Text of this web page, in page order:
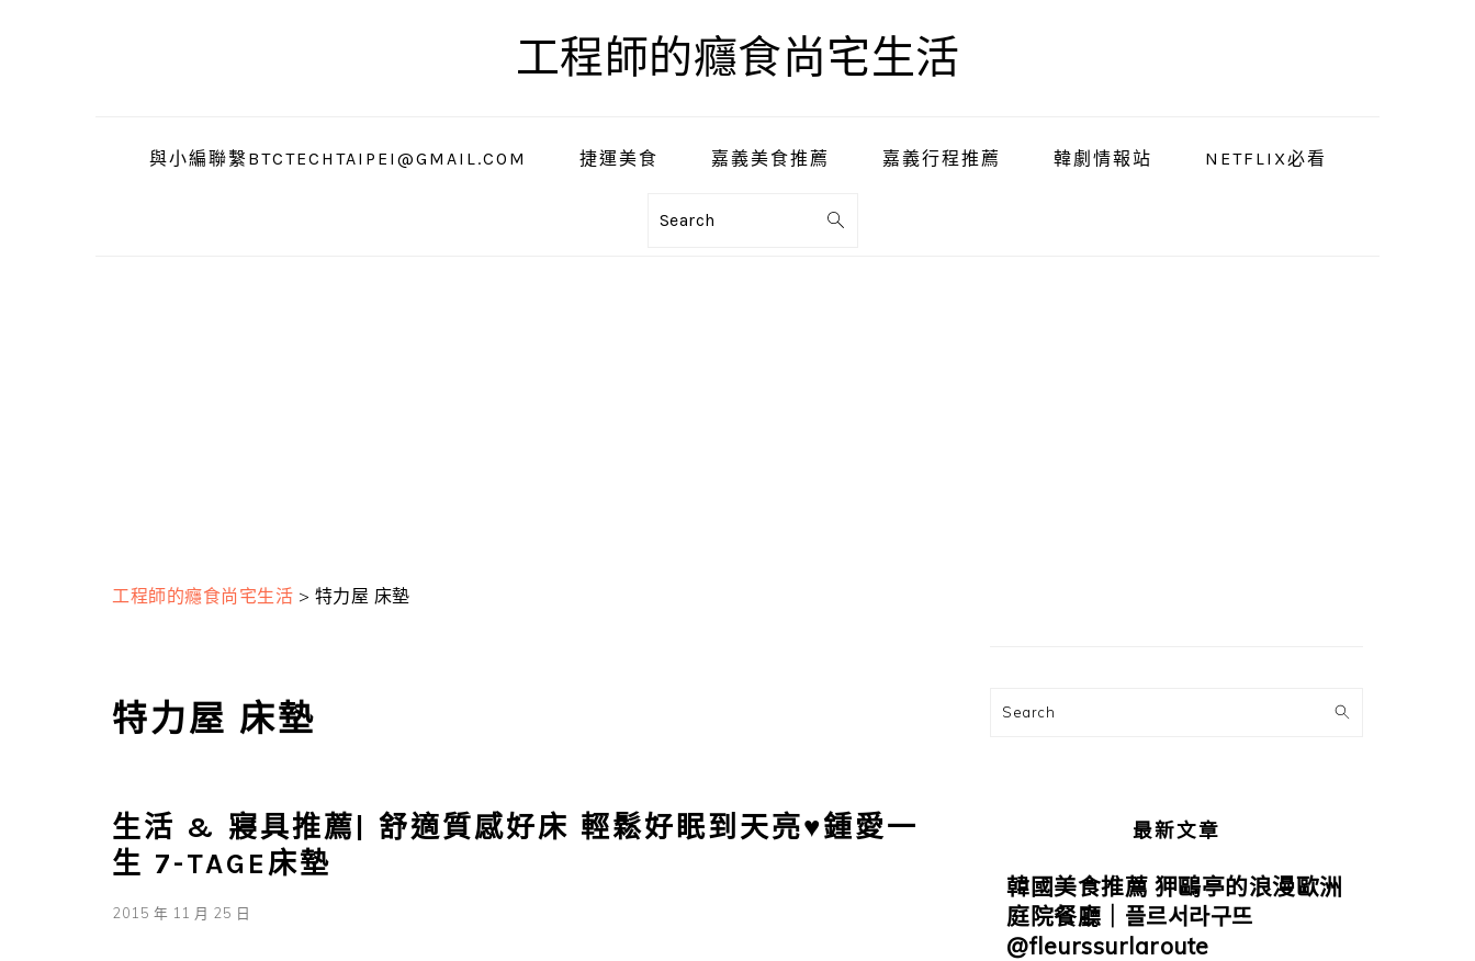
工程師的癮食尚宅生活
與小編聯繫BTCTECHTAIPEI@GMAIL.COM 捷運美食 嘉義美食推薦 嘉義行程推薦 韓劇情報站 NETFLIX必看
Search
工程師的癮食尚宅生活 > 特力屋 床墊
特力屋 床墊
生活 & 寢具推薦| 舒適質感好床 輕鬆好眠到天亮♥鍾愛一
生 7-TAGE床墊
2015 年 11 月 25 日
欄
Search
最新文章
韓國美食推薦 狎鷗亭的浪漫歐洲
庭院餐廳｜플르서라구뜨
@fleurssurlaroute